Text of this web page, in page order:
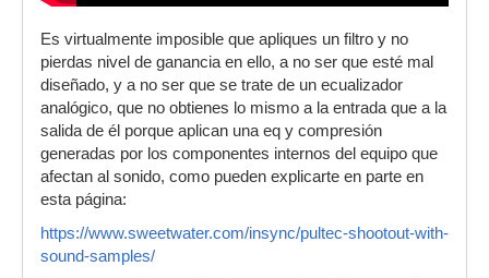
Es virtualmente imposible que apliques un filtro y no
pierdas nivel de ganancia en ello, a no ser que esté mal
diseñado, y a no ser que se trate de un ecualizador
analógico, que no obtienes lo mismo a la entrada que a la
salida de él porque aplican una eq y compresión
generadas por los componentes internos del equipo que
afectan al sonido, como pueden explicarte en parte en
esta página:
https://www.sweetwater.com/insync/pultec-shootout-with-
sound-samples/